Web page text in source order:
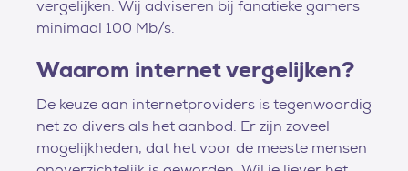
vergelijken. Wij adviseren bij fanatieke gamers
minimaal 100 Mb/s.
Waarom internet vergelijken?
De keuze aan internetproviders is tegenwoordig
net zo divers als het aanbod. Er zijn zoveel
mogelijkheden, dat het voor de meeste mensen